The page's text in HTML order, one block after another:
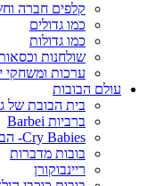
קלפים חברה
כמו גדולים
כמו גדולות
שולחנות וכסאות
ערכות ומשחקי
עולם הבובות
בית הבובת של
ברביות Barbei
Cry Babies- הבובה הבוכה
בובות מדברות
ריינבוקורן